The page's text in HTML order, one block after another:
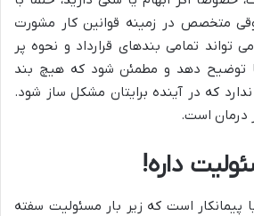
متخصص در زمینه قوانین کار مشورت
تمامی بندهای قرارداد و نحوه پر
توضیح دهد و مطمئن شود که هیچ بند
که در آینده برایتان مشکل ساز شود.
درمان است.
داره!
پیمانکار است که زیر بار مسئولیت سفته